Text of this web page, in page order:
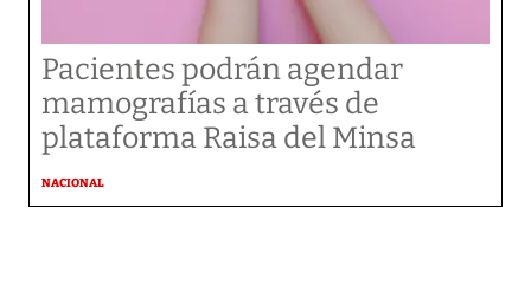
Pacientes podrán agendar
mamografías a través de
plataforma Raisa del Minsa
NACIONAL